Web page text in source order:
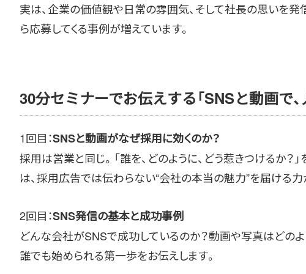
実は、企業の価値観や日常の雰囲気、そして社長の思いを発
ら応募してくる事例が増えています。
30分セミナーでお伝えする「SNSと動画で
1回目：SNSと動画がなぜ採用に効くのか？
採用は営業と同じ。「誰を、どのように、どう惹きつけるか？
は、採用広告では伝わらない“会社の本当の魅力”を届ける力
2回目：SNS発信の基本と成功事例
どんな会社がSNSで成功しているのか？動画や写真はどの
誰でも始められる第一歩をお伝えします。